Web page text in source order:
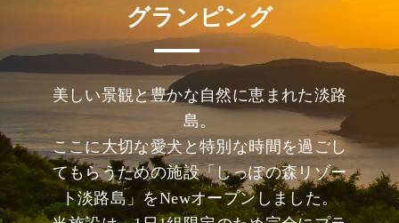
グランピング
美しい景観と豊かな自然に恵まれた淡路
島。
ここに大切な愛犬と特別な時間を過ごし
てもらうための施設「しっぽの森リゾー
ト淡路島」をNewオープンしました。